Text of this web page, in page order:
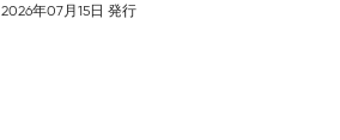
2026年07月15日 発行